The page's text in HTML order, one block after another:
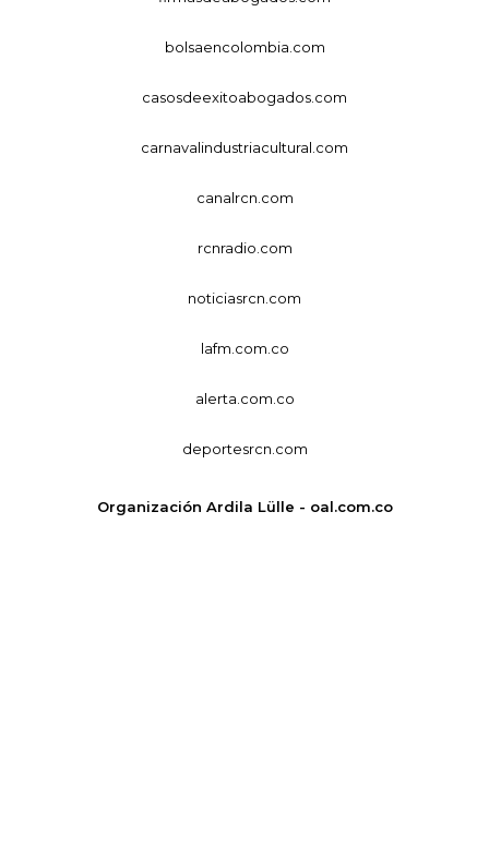
bolsaencolombia.com
casosdeexitoabogados.com
carnavalindustriacultural.com
canalrcn.com
rcnradio.com
noticiasrcn.com
lafm.com.co
alerta.com.co
deportesrcn.com
Organización Ardila Lülle - oal.com.co